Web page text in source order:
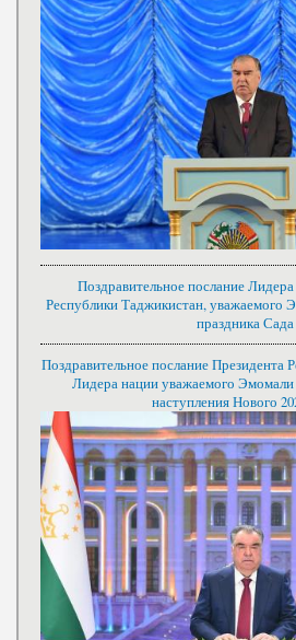
Поздравительное послание
Республики Таджикистан, уважаемого
праздника Сада
Поздравительное послание Президента
Лидера нации уважаемого
наступления Нового